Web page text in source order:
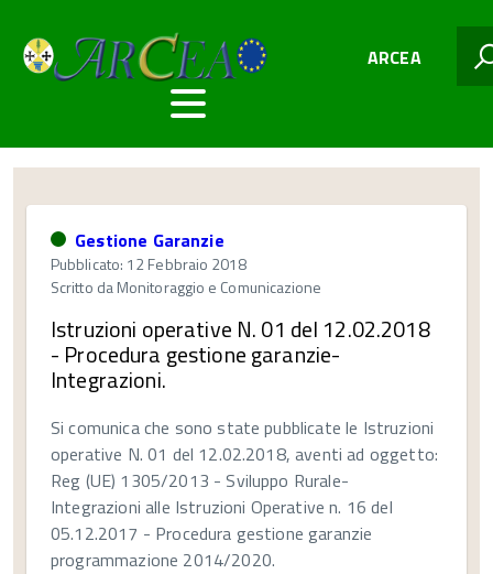
ARCEA
Gestione Garanzie
Pubblicato: 12 Febbraio 2018
Scritto daMonitoraggio e Comunicazione
Istruzioni operative N. 01 del 12.02.2018
- Procedura gestione garanzie-
Integrazioni.
Si comunica che sono state pubblicate le Istruzioni
operative N. 01 del 12.02.2018, aventi ad oggetto:
Reg (UE) 1305/2013 - Sviluppo Rurale-
Integrazioni alle Istruzioni Operative n. 16 del
05.12.2017 - Procedura gestione garanzie
programmazione 2014/2020.